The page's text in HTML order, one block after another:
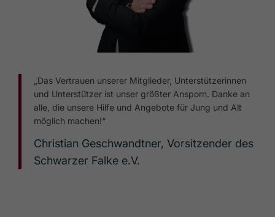
„Das Vertrauen unserer Mitglieder, Unterstützerinnen
und Unterstützer ist unser größter Ansporn. Danke an
alle, die unsere Hilfe und Angebote für Jung und Alt
möglich machen!“
Christian Geschwandtner, Vorsitzender des
Schwarzer Falke e.V.